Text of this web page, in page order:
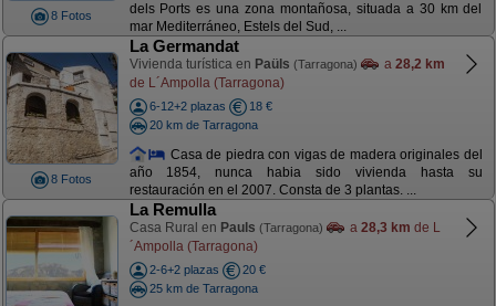
8 Fotos
dels Ports es una zona montañosa, situada a 30 km del
mar Mediterráneo, Estels del Sud, ...
8 Fotos
La Germandat
Vivienda turística en Paüls (Tarragona) a 28,2 km
de L´Ampolla (Tarragona)
6-12+2 plazas
18 €
20 km de Tarragona
Casa de piedra con vigas de madera originales del
año 1854, nunca habia sido vivienda hasta su
restauración en el 2007. Consta de 3 plantas. ...
La Remulla
Casa Rural en Pauls (Tarragona) a 28,3 km de L
´Ampolla (Tarragona)
2-6+2 plazas
20 €
25 km de Tarragona